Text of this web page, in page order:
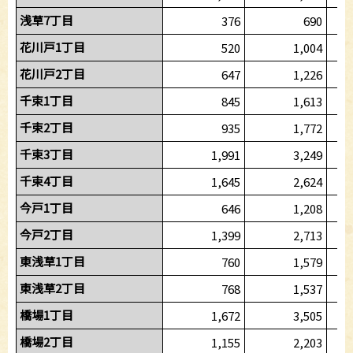
浅草7丁目
376
690
花川戸1丁目
520
1,004
花川戸2丁目
647
1,226
千束1丁目
845
1,613
千束2丁目
935
1,772
千束3丁目
1,991
3,249
千束4丁目
1,645
2,624
今戸1丁目
646
1,208
今戸2丁目
1,399
2,713
東浅草1丁目
760
1,579
東浅草2丁目
768
1,537
橋場1丁目
1,672
3,505
橋場2丁目
1,155 2,203